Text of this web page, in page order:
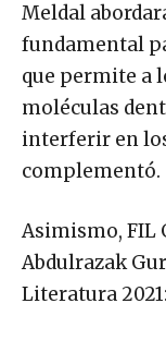
Meldal
fundamental
que permite a
moléculas
interferir en
complementó.
Asimismo, FIL
Abdulrazak
Literatura 2021: